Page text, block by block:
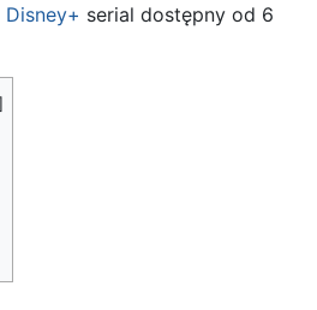
Disney+ serial dostępny od 6